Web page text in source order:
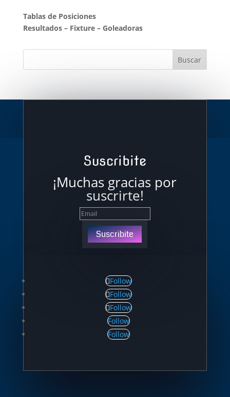
Tablas de Posiciones
Resultados– Fixture– Goleadoras
Suscribite
¡Muchas gracias por
suscrirte!
Suscribite
Follow
Follow
Follow
Follow
Follow